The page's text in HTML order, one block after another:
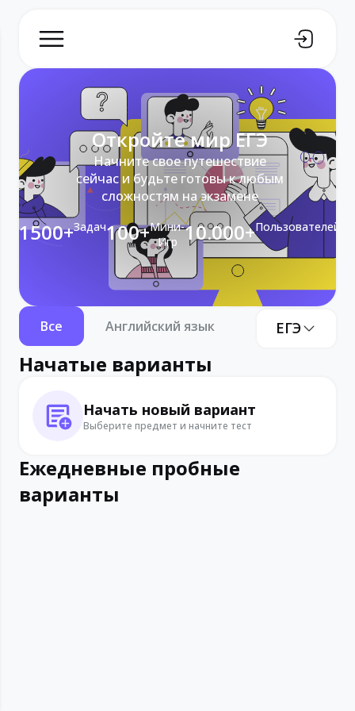
Откройте мир ЕГЭ
Начните свое путешествие
сейчас и будьте готовы к любым
сложностям на экзамене
1500+Задач100+Мини-
Игр 10.000+Пользователей
Все Английский язык Информатика
ЕГЭ
Начатые варианты
Начать новый вариант
Выберите предмет и начните тест
Ежедневные пробные
варианты